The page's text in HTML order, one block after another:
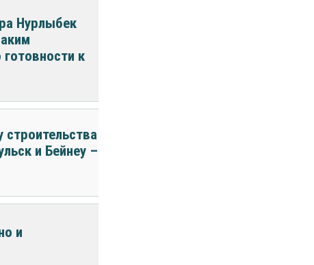
Нурлыбек
к
и Бейнеу –
и